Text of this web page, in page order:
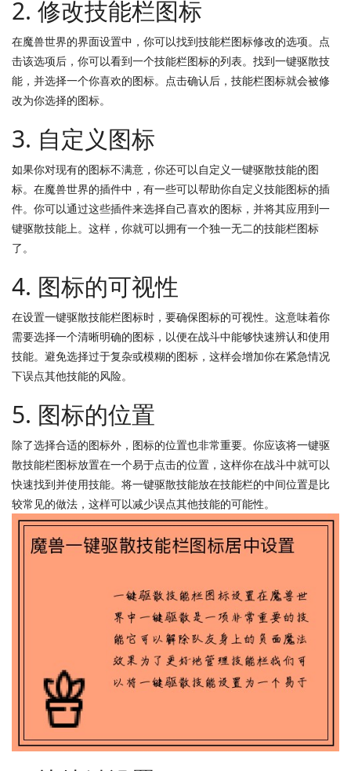
2. 修改技能栏图标
在魔兽世界的界面设置中，你可以找到技能栏图标修改的选项。点
击该选项后，你可以看到一个技能栏图标的列表。找到一键驱散技
能，并选择一个你喜欢的图标。点击确认后，技能栏图标就会被修
改为你选择的图标。
3. 自定义图标
如果你对现有的图标不满意，你还可以自定义一键驱散技能的图
标。在魔兽世界的插件中，有一些可以帮助你自定义技能图标的插
件。你可以通过这些插件来选择自己喜欢的图标，并将其应用到一
键驱散技能上。这样，你就可以拥有一个独一无二的技能栏图标
了。
4. 图标的可视性
在设置一键驱散技能栏图标时，要确保图标的可视性。这意味着你
需要选择一个清晰明确的图标，以便在战斗中能够快速辨认和使用
技能。避免选择过于复杂或模糊的图标，这样会增加你在紧急情况
下误点其他技能的风险。
5. 图标的位置
除了选择合适的图标外，图标的位置也非常重要。你应该将一键驱
散技能栏图标放置在一个易于点击的位置，这样你在战斗中就可以
快速找到并使用技能。将一键驱散技能放在技能栏的中间位置是比
较常见的做法，这样可以减少误点其他技能的可能性。